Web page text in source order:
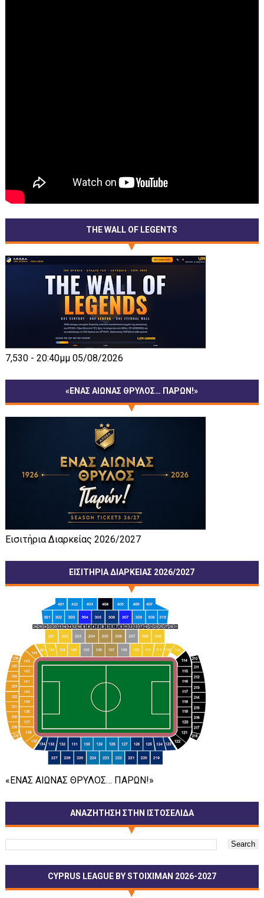
THE WALL OF LEGENTS
7,530 - 20:40μμ 05/08/2026
«ΕΝΑΣ ΑΙΩΝΑΣ ΘΡΥΛΟΣ… ΠΑΡΩΝ!»
Εισιτήρια Διαρκείας 2026/2027
ΕΙΣΙΤΗΡΙΑ ΔΙΑΡΚΕΙΑΣ 2026/2027
«ΕΝΑΣ ΑΙΩΝΑΣ ΘΡΥΛΟΣ… ΠΑΡΩΝ!»
ΑΝΑΖΗΤΗΣΗ ΣΤΗΝ ΙΣΤΟΣΕΛΙΔΑ
CYPRUS LEAGUE BY STOIXIMAN 2026-2027